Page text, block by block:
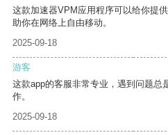
这款加速器VPM应用程序可以给你提
助你在网络上自由移动。
2025-09-18
游客
这款app的客服非常专业，遇到问题总
作。
2025-09-18